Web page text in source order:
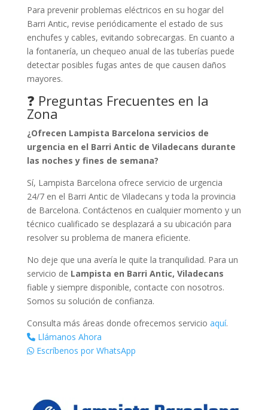
Para prevenir problemas eléctricos en su hogar del
Barri Antic, revise periódicamente el estado de sus
enchufes y cables, evitando sobrecargas. En cuanto a
la fontanería, un chequeo anual de las tuberías puede
detectar posibles fugas antes de que causen daños
mayores.
❓ Preguntas Frecuentes en la
Zona
¿Ofrecen Lampista Barcelona servicios de
urgencia en el Barri Antic de Viladecans durante
las noches y fines de semana?
Sí, Lampista Barcelona ofrece servicio de urgencia
24/7 en el Barri Antic de Viladecans y toda la provincia
de Barcelona. Contáctenos en cualquier momento y un
técnico cualificado se desplazará a su ubicación para
resolver su problema de manera eficiente.
No deje que una avería le quite la tranquilidad. Para un
servicio de Lampista en Barri Antic, Viladecans
fiable y siempre disponible, contacte con nosotros.
Somos su solución de confianza.
Consulta más áreas donde ofrecemos servicio aquí.
Llámanos Ahora
Escríbenos por WhatsApp